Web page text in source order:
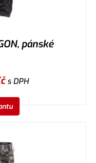
pánské
s DPH